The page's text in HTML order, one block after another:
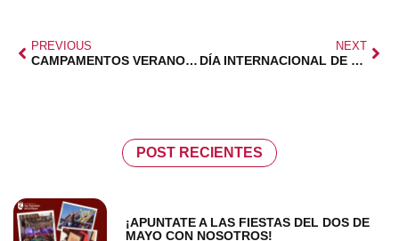
PREVIOUS
CAMPAMENTOS VERANO CON DESCUENTO
NEXT
DÍA INTERNACIONAL DE LA FAMILIA EN LA ONU
POST RECIENTES
¡APUNTATE A LAS FIESTAS DEL DOS DE
MAYO CON NOSOTROS!